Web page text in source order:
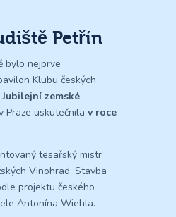
Petřín
bylo nejprve
Klubu českých
Jubilejní zemské
Praze uskutečnila v roce
tesařský mistr
Vinohrad. Stavba
projektu českého
Antonína Wiehla.